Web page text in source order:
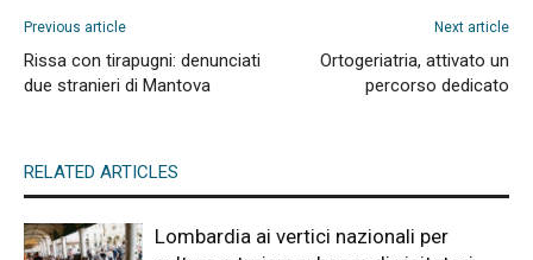
Previous article
Rissa con tirapugni: denunciati
due stranieri di Mantova
Next article
Ortogeriatria, attivato un
percorso dedicato
RELATED ARTICLES
Lombardia ai vertici nazionali per